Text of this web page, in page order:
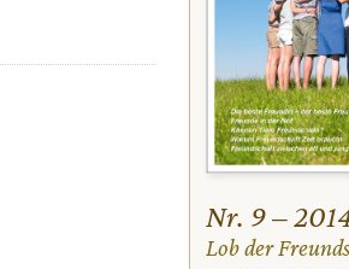
Nr. 9 –
:
Lob der